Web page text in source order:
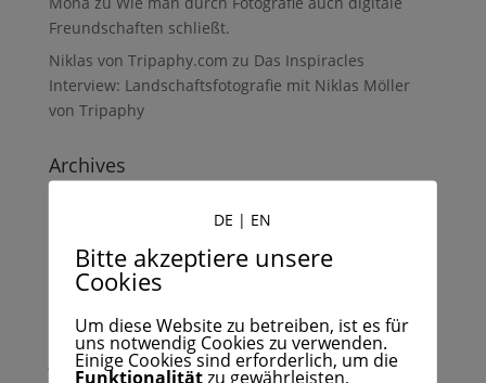
Freundschaften schließt.
Niklas von Tripaphy.com zu Das Inspiracles
Interview: Landschaftsfotografie mit Niklas Möller
von Tripaphy
Archives
Oktober 2022
September 2022
August 2022
Juli 2022
DE | EN
Bitte akzeptiere unsere
Cookies
Um diese Website zu betreiben, ist es für
uns notwendig Cookies zu verwenden.
Einige Cookies sind erforderlich, um die
Funktionalitätzu gewährleisten,